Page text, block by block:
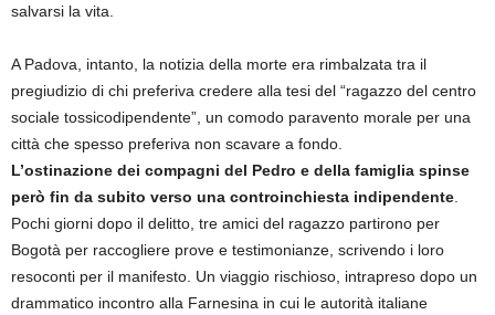
salvarsi la vita.
A Padova, intanto, la notizia della morte era rimbalzata tra il
pregiudizio di chi preferiva credere alla tesi del “ragazzo del centro
sociale tossicodipendente”, un comodo paravento morale per una
città che spesso preferiva non scavare a fondo.
L’ostinazione dei compagni del Pedro e della famiglia spinse
però fin da subito verso una controinchiesta indipendente.
Pochi giorni dopo il delitto, tre amici del ragazzo partirono per
Bogotà per raccogliere prove e testimonianze, scrivendo i loro
resoconti per il manifesto. Un viaggio rischioso, intrapreso dopo un
drammatico incontro alla Farnesina in cui le autorità italiane